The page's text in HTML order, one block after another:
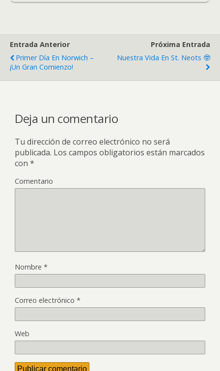
Entrada Anterior
Primer Día En Norwich –
¡Un Gran Comienzo!
Próxima Entrada
Nuestra Vida En St. Neots 🤓
Deja un comentario
Tu dirección de correo electrónico no será
publicada. Los campos obligatorios están marcados
con *
Comentario
Nombre *
Correo electrónico *
Web